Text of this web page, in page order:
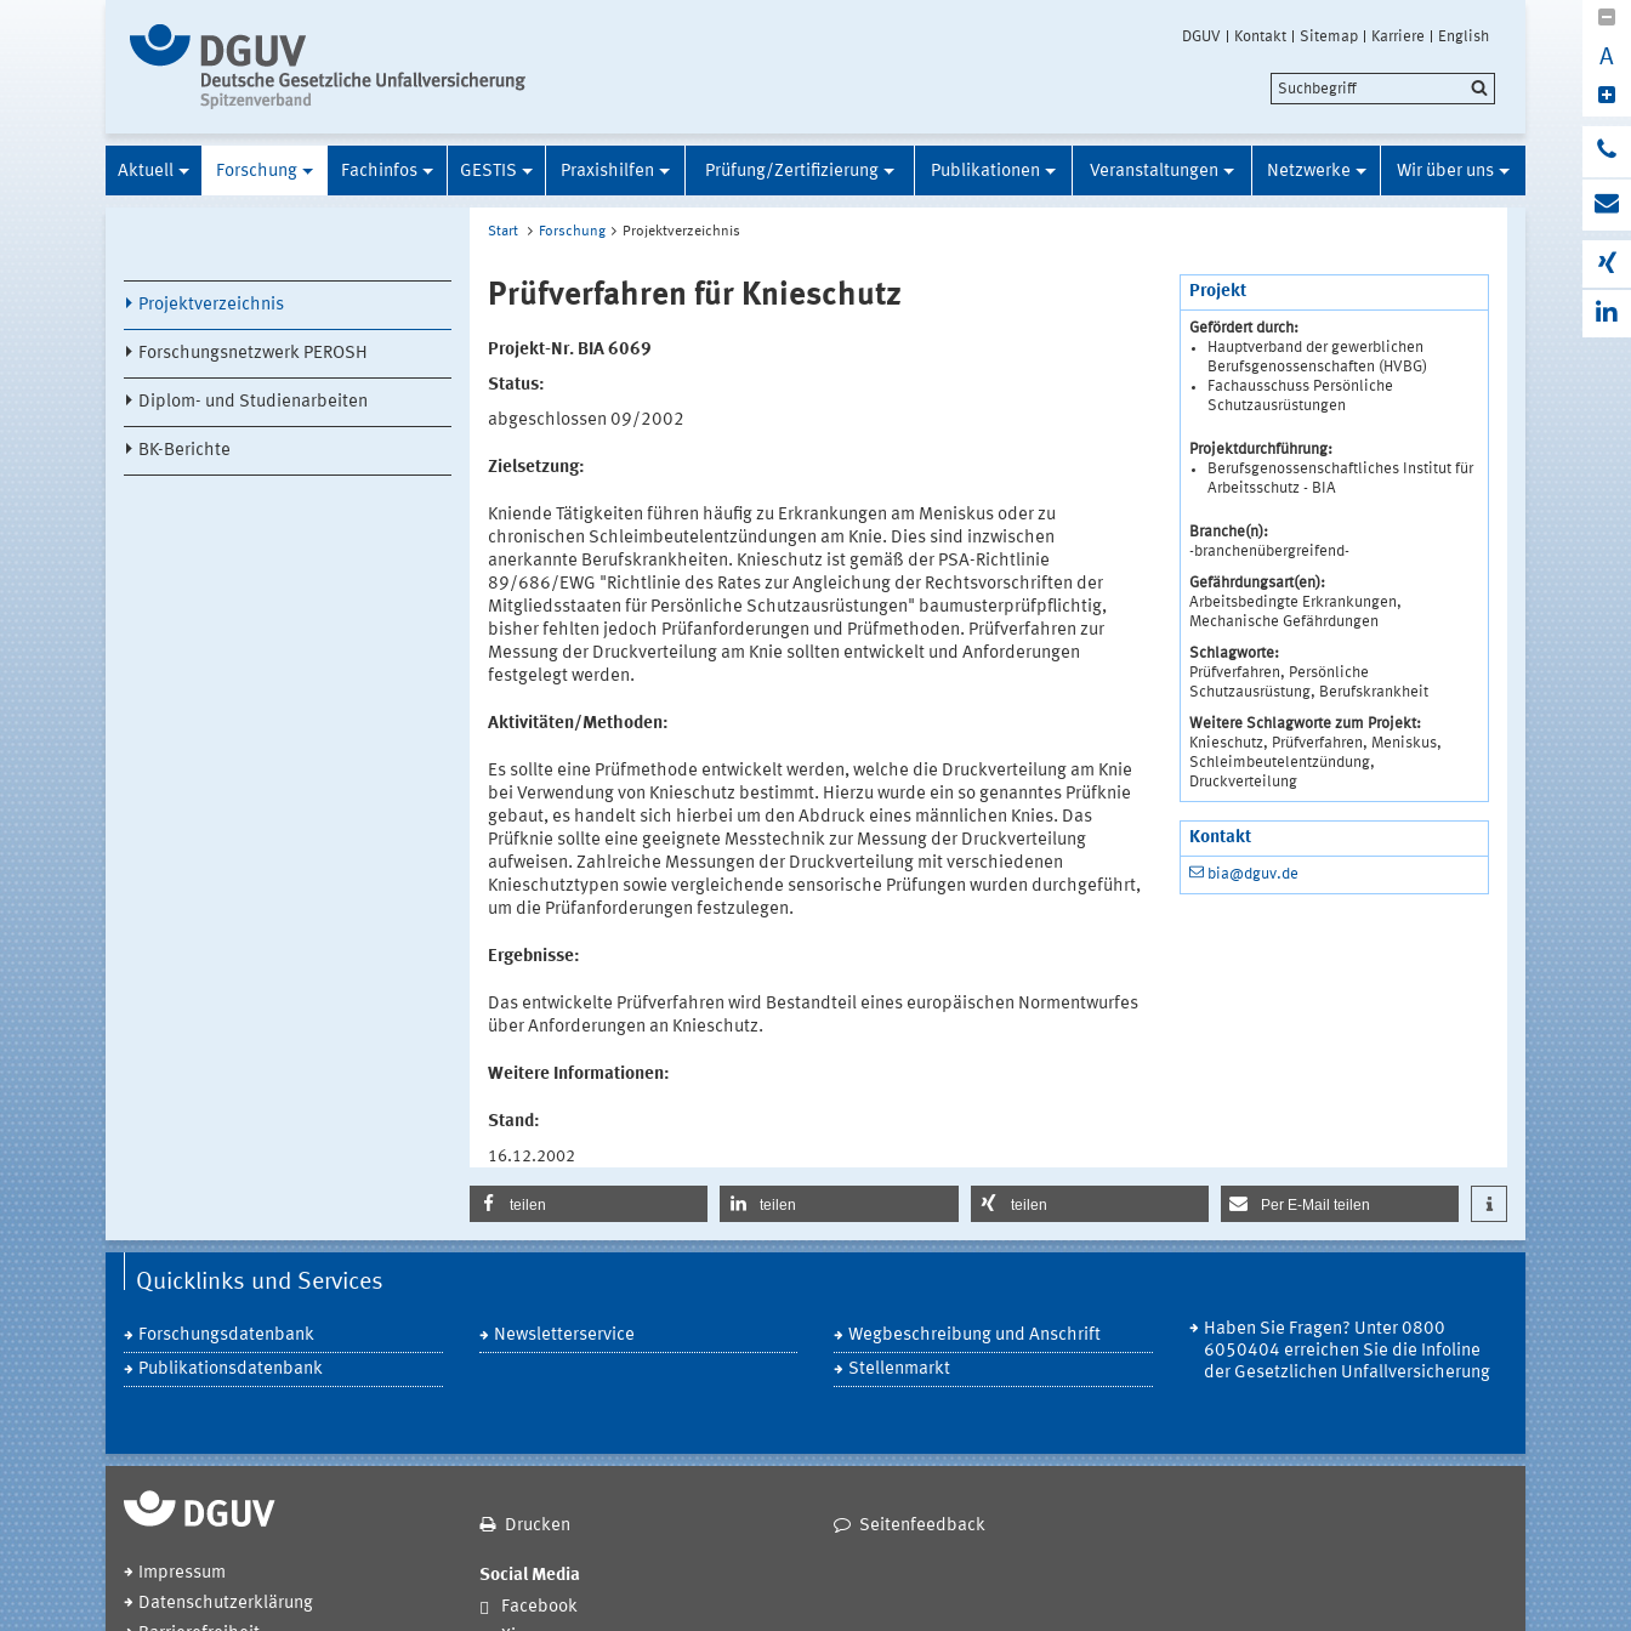
DGUV Kontakt Sitemap Karriere English
A
Aktuell Forschung Fachinfos GESTIS Praxishilfen Prüfung/Zertifizierung Publikationen Veranstaltungen Netzwerke Wir über uns
Projektverzeichnis
Forschungsnetzwerk PEROSH
Diplom- und Studienarbeiten
BK-Berichte
Start Forschung Projektverzeichnis
Prüfverfahren für Knieschutz
Projekt-Nr. BIA 6069
Status:
abgeschlossen 09/2002
Zielsetzung:
Kniende Tätigkeiten führen häufig zu Erkrankungen am Meniskus oder zu
chronischen Schleimbeutelentzündungen am Knie. Dies sind inzwischen
anerkannte Berufskrankheiten. Knieschutz ist gemäß der PSA-Richtlinie
89/686/EWG "Richtlinie des Rates zur Angleichung der Rechtsvorschriften der
Mitgliedsstaaten für Persönliche Schutzausrüstungen" baumusterprüfpflichtig,
bisher fehlten jedoch Prüfanforderungen und Prüfmethoden. Prüfverfahren zur
Messung der Druckverteilung am Knie sollten entwickelt und Anforderungen
festgelegt werden.
Aktivitäten/Methoden:
Es sollte eine Prüfmethode entwickelt werden, welche die Druckverteilung am Knie
bei Verwendung von Knieschutz bestimmt. Hierzu wurde ein so genanntes Prüfknie
gebaut, es handelt sich hierbei um den Abdruck eines männlichen Knies. Das
Prüfknie sollte eine geeignete Messtechnik zur Messung der Druckverteilung
aufweisen. Zahlreiche Messungen der Druckverteilung mit verschiedenen
Knieschutztypen sowie vergleichende sensorische Prüfungen wurden durchgeführt,
um die Prüfanforderungen festzulegen.
Ergebnisse:
Das entwickelte Prüfverfahren wird Bestandteil eines europäischen Normentwurfes
über Anforderungen an Knieschutz.
Weitere Informationen:
Stand:
16.12.2002
Projekt
Gefördert durch:
Hauptverband der gewerblichen
Berufsgenossenschaften (HVBG)
Fachausschuss Persönliche
Schutzausrüstungen
Projektdurchführung:
Berufsgenossenschaftliches Institut für
Arbeitsschutz - BIA
Branche(n):
-branchenübergreifend-
Gefährdungsart(en):
Arbeitsbedingte Erkrankungen,
Mechanische Gefährdungen
Schlagworte:
Prüfverfahren, Persönliche
Schutzausrüstung, Berufskrankheit
Weitere Schlagworte zum Projekt:
Knieschutz, Prüfverfahren, Meniskus,
Schleimbeutelentzündung,
Druckverteilung
Kontakt
bia@dguv.de
teilen teilen teilen Per E-Mail teilen
Quicklinks und Services
Forschungsdatenbank
Publikationsdatenbank
Newsletterservice
Wegbeschreibung und Anschrift
Stellenmarkt
Haben Sie Fragen? Unter 0800
6050404 erreichen Sie die Infoline
der Gesetzlichen Unfallversicherung
Drucken Seitenfeedback
Impressum
Datenschutzerklärung
Social Media
Facebook